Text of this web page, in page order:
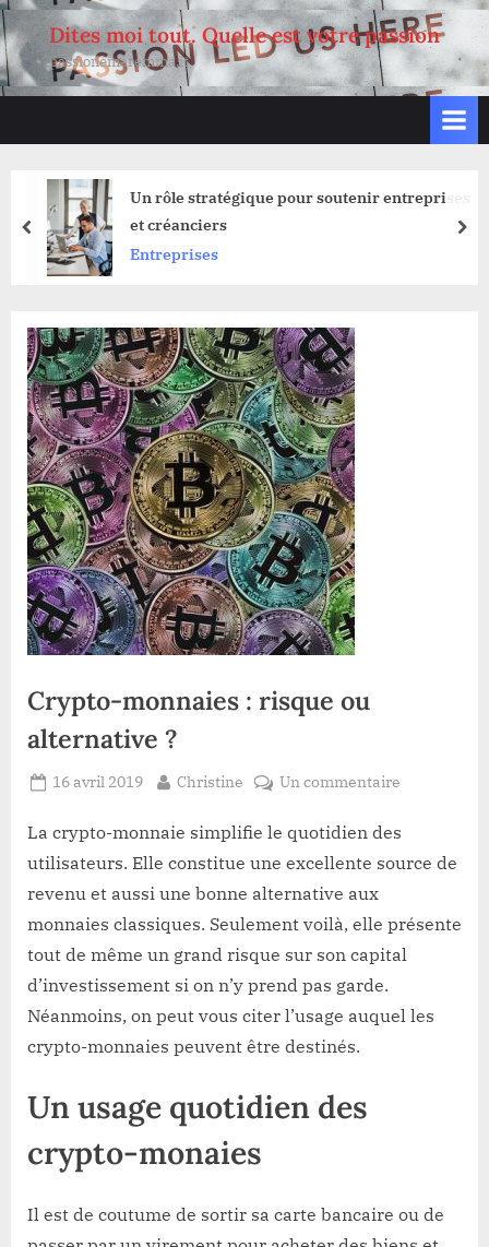
Skip
to
content
Dites moi tout. Quelle est votre passion
passionemaremma.it
Un rôle stratégique pour soutenir entreprises
et créanciers
Entreprises
prev
Crypto-monnaies : risque ou
alternative ?
Posted
16 avril 2019 By
Christine Un commentairesur
monnaies
:
alternative
?
La crypto-monnaie simplifie le quotidien des
utilisateurs. Elle constitue une excellente source de
revenu et aussi une bonne alternative aux
monnaies classiques. Seulement voilà, elle présente
tout de même un grand risque sur son capital
d’investissement si on n’y prend pas garde.
Néanmoins, on peut vous citer l’usage auquel les
crypto-monnaies peuvent être destinés.
Un usage quotidien des
crypto-monaies
Il est de coutume de sortir sa carte bancaire ou de